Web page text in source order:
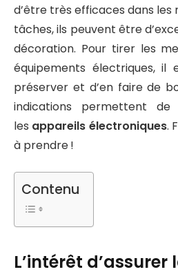
d’être très efficaces dans les
tâches, ils peuvent être
décoration. Pour tirer les
équipements électriques,
préserver et d’en faire de
indications permettent de
les appareils électroniques.
à prendre !
Contenu
L’intérêt